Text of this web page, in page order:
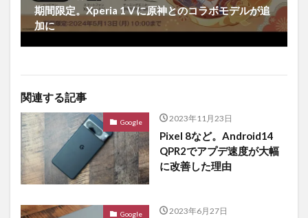
期間限定。Xperia 1Ⅴに原神とのコラボモデルが追
加に
関連する記事
Google 2023年11月23日
Pixel 8など。Android14
QPR2でアプデ速度が大幅
に改善した理由
Google 2023年6月27日